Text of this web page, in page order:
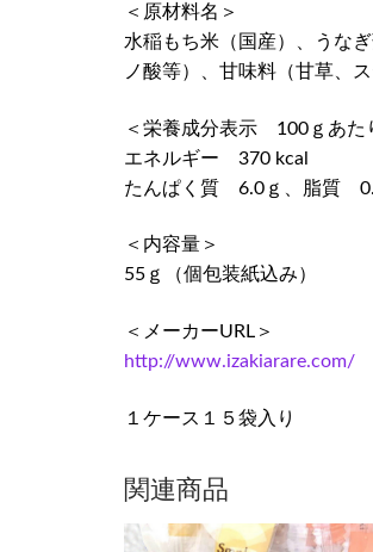
＜原材料名＞
水稲もち米（国産）、うな
ノ酸等）、甘味料（甘草、
＜栄養成分表示 100ｇあた
エネルギー 370 kcal
たんぱく質 6.0ｇ、脂質
＜内容量＞
55ｇ（個包装紙込み）
＜メーカーURL＞
http://www.izakiarare.com/
１ケース１５袋入り
関連商品